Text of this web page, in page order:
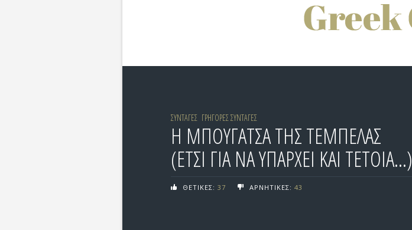
ΣΥΝΤΑΓΕΣ ΓΡΗΓΟΡΕΣ ΣΥΝΤΑΓΕΣ
Η ΜΠΟΥΓΑΤΣΑ ΤΗΣ ΤΕΜΠΕΛΑΣ
(ΕΤΣΙ ΓΙΑ ΝΑ ΥΠΑΡΧΕΙ ΚΑΙ ΤΕΤΟΙΑ...)
ΘΕΤΙΚΕΣ: 37 ΑΡΝΗΤΙΚΕΣ: 43